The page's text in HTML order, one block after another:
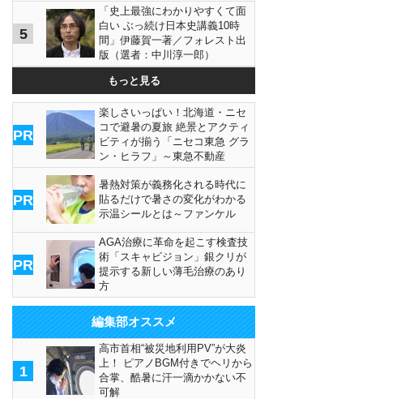
5
「史上最強にわかりやすくて面
白い ぶっ続け日本史講義10時
間」伊藤賀一著／フォレスト出
版（選者：中川淳一郎）
もっと見る
PR
楽しさいっぱい！北海道・ニセ
コで避暑の夏旅 絶景とアクティ
ビティが揃う「ニセコ東急 グラ
ン・ヒラフ」～東急不動産
PR
暑熱対策が義務化される時代に
貼るだけで暑さの変化がわかる
示温シールとは～ファンケル
PR
AGA治療に革命を起こす検査技
術「スキャビジョン」銀クリが
提示する新しい薄毛治療のあり
方
編集部オススメ
1
高市首相“被災地利用PV”が大炎
上！ ピアノBGM付きでヘリから
合掌、酷暑に汗一滴かかない不
可解